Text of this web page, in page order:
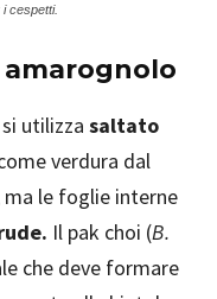
cespetti.
utilizza saltato
verdura dal
le foglie interne
Il pak choi (B.
che deve formare